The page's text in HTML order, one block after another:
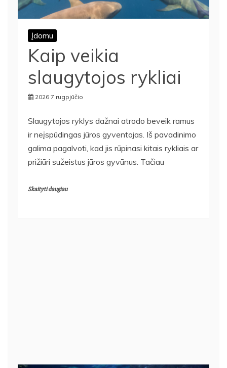
Įdomu
Kaip veikia
slaugytojos rykliai
2026 7 rugpjūčio
Slaugytojos ryklys dažnai atrodo beveik ramus
ir neįspūdingas jūros gyventojas. Iš pavadinimo
galima pagalvoti, kad jis rūpinasi kitais rykliais ar
prižiūri sužeistus jūros gyvūnus. Tačiau
Skaityti daugiau